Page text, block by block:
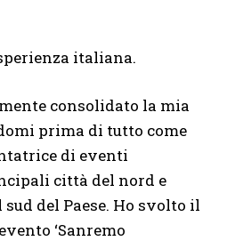
italiana.
consolidato la mia
prima di tutto come
di eventi
città del nord e
del Paese. Ho svolto il
‘Sanremo